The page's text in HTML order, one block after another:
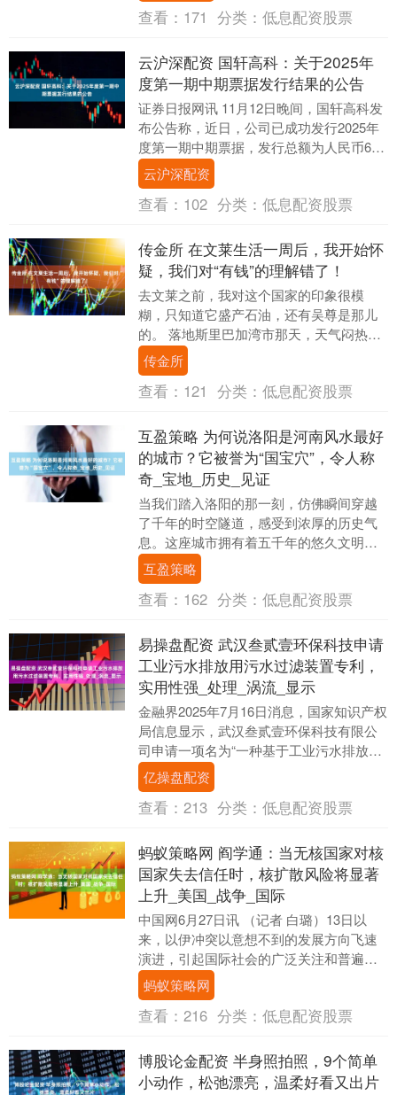
查看： 171 分类： 低息配资股票
云沪深配资 国轩高科：关于2025年
度第一期中期票据发行结果的公告
证券日报网讯 11月12日晚间，国轩高科发
布公告称，近日，公司已成功发行2025年
度第一期中期票据，发行总额为人民币6亿
元，募集资金已于2025年11月12日全....
云沪深配资
查看： 102 分类： 低息配资股票
传金所 在文莱生活一周后，我开始怀
疑，我们对“有钱”的理解错了！
去文莱之前，我对这个国家的印象很模
糊，只知道它盛产石油，还有吴尊是那儿
的。 落地斯里巴加湾市那天，天气闷热，
空气像裹了层湿毛巾。我租了辆车准备去
市区转转，工作人....
传金所
查看： 121 分类： 低息配资股票
互盈策略 为何说洛阳是河南风水最好
的城市？它被誉为“国宝穴”，令人称
奇_宝地_历史_见证
当我们踏入洛阳的那一刻，仿佛瞬间穿越
了千年的时空隧道，感受到浓厚的历史气
息。这座城市拥有着五千年的悠久文明历
史与四千年的建城史，自夏朝以来，洛阳
见证了十三个王朝....
互盈策略
查看： 162 分类： 低息配资股票
易操盘配资 武汉叁贰壹环保科技申请
工业污水排放用污水过滤装置专利，
实用性强_处理_涡流_显示
金融界2025年7月16日消息，国家知识产权
局信息显示，武汉叁贰壹环保科技有限公
司申请一项名为“一种基于工业污水排放用
的污水过滤装置”的专利，公开号
CN1203....
亿操盘配资
查看： 213 分类： 低息配资股票
蚂蚁策略网 阎学通：当无核国家对核
国家失去信任时，核扩散风险将显著
上升_美国_战争_国际
中国网6月27日讯 （记者 白璐）13日以
来，以伊冲突以意想不到的发展方向飞速
演进，引起国际社会的广泛关注和普遍担
忧。26日，在第十三届世界和平论坛媒体
吹风会暨....
蚂蚁策略网
查看： 216 分类： 低息配资股票
博股论金配资 半身照拍照，9个简单
小动作，松弛漂亮，温柔好看又出片